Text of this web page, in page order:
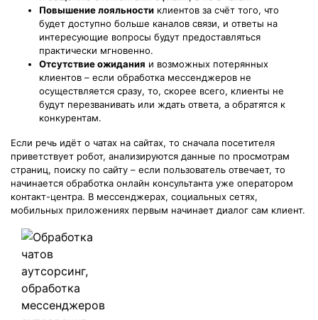
Повышение лояльности клиентов за счёт того, что
будет доступно больше каналов связи, и ответы на
интересующие вопросы будут предоставляться
практически мгновенно.
Отсутствие ожидания и возможных потерянных
клиентов – если обработка мессенджеров не
осуществляется сразу, то, скорее всего, клиенты не
будут перезванивать или ждать ответа, а обратятся к
конкурентам.
Если речь идёт о чатах на сайтах, то сначала посетителя
приветствует робот, анализируются данные по просмотрам
страниц, поиску по сайту – если пользователь отвечает, то
начинается обработка онлайн консультанта уже оператором
контакт-центра. В мессенджерах, социальных сетях,
мобильных приложениях первым начинает диалог сам клиент.